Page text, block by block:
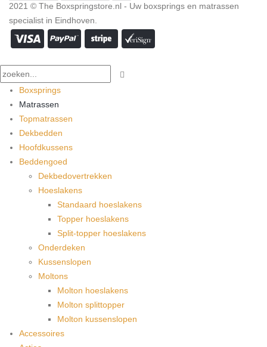
2021 © The Boxspringstore.nl - Uw boxsprings en matrassen
specialist in Eindhoven.
Boxsprings
Matrassen
Topmatrassen
Dekbedden
Hoofdkussens
Beddengoed
Dekbedovertrekken
Hoeslakens
Standaard hoeslakens
Topper hoeslakens
Split-topper hoeslakens
Onderdeken
Kussenslopen
Moltons
Molton hoeslakens
Molton splittopper
Molton kussenslopen
Accessoires